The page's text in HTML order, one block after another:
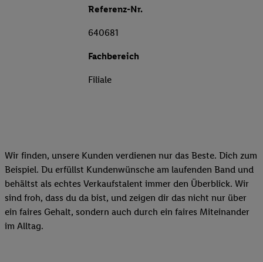
Referenz-Nr.
640681
Fachbereich
Filiale
Wir finden, unsere Kunden verdienen nur das Beste. Dich zum
Beispiel. Du erfüllst Kundenwünsche am laufenden Band und
behältst als echtes Verkaufstalent immer den Überblick. Wir
sind froh, dass du da bist, und zeigen dir das nicht nur über
ein faires Gehalt, sondern auch durch ein faires Miteinander
im Alltag.